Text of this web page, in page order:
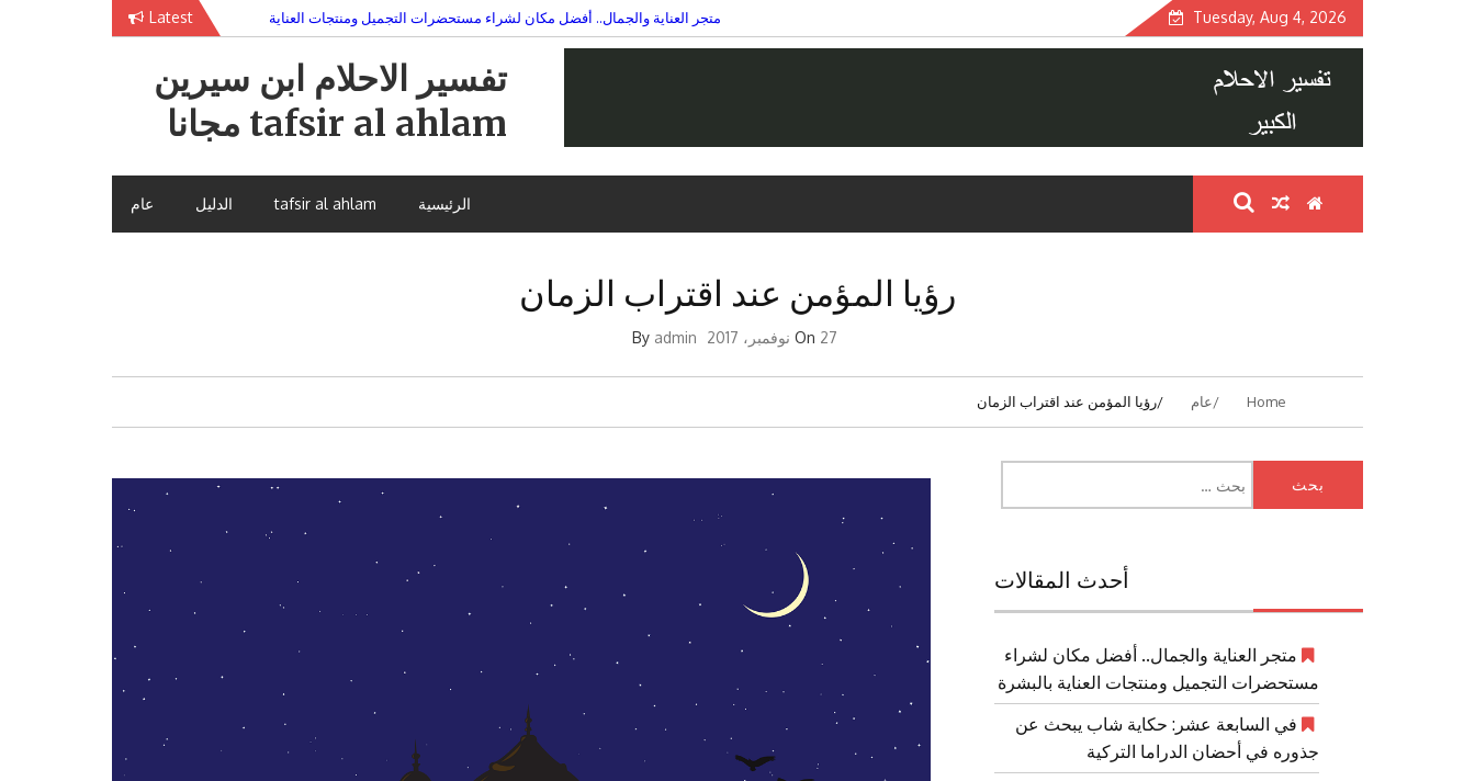
Latest
متجر العناية والجمال.. أفضل مكان لشراء مستحضرات التجميل ومنتجات العناية
بالبشرة
في السابعة عشر: حكاية شاب يبحث عن جذوره في أحضان الدراما التركية Tuesday, Aug 4, 2026
تفسير الاحلام ابن سيرين
tafsir al ahlam مجانا
الرئيسية tafsir al ahlam الدليل عام
رؤيا المؤمن عند اقتراب الزمان
On 27 نوفمبر، 2017 admin
Home عام رؤيا المؤمن عند اقتراب الزمان
عن:
أحدث المقالات
متجر العناية والجمال.. أفضل مكان لشراء
مستحضرات التجميل ومنتجات العناية بالبشرة
في السابعة عشر: حكاية شاب يبحث عن
جذوره في أحضان الدراما التركية